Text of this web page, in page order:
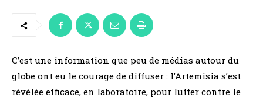
C’est une information que peu de médias autour du
globe ont eu le courage de diffuser : l’Artemisia s’est
révélée efficace, en laboratoire, pour lutter contre le